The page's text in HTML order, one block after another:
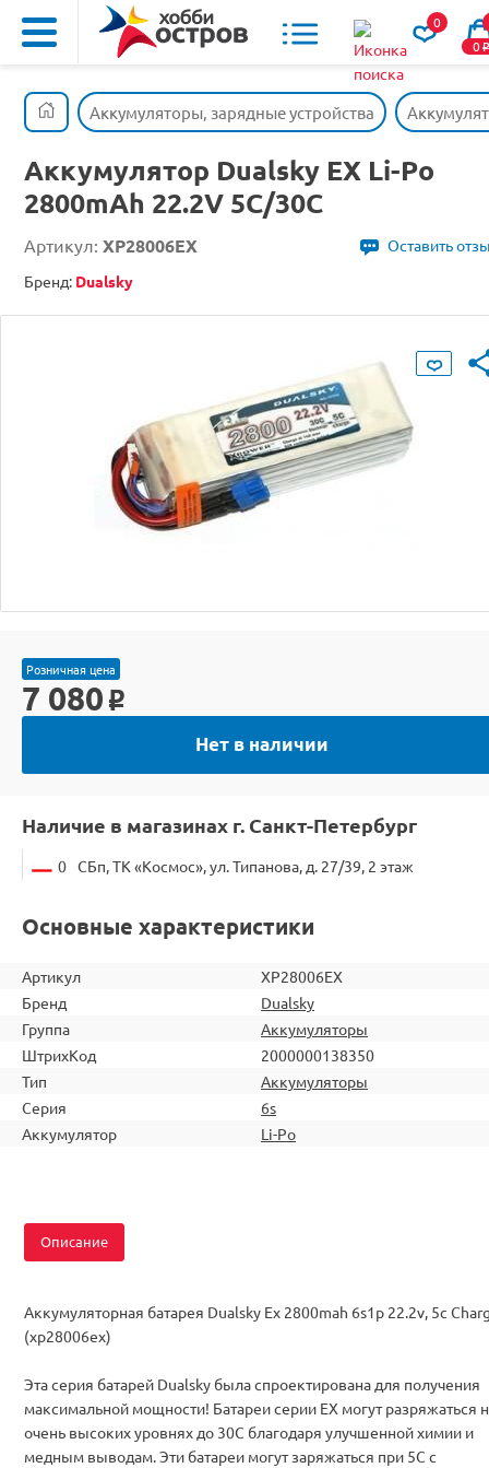
0
0o
Аккумуляторы, зарядные устройства
Аккумулятор Dualsky EX Li-Po
2800mAh 22.2V 5C/30C
Артикул: XP28006EX
Оставить
Бренд: Dualsky
Розничная цена
7 080 o
Нет в наличии
Наличие в магазинах г. Санкт-Петербург
0 СБп, ТК «Космос», ул. Типанова, д. 27/39, 2 этаж
Основные характеристики
Артикул
XP28006EX
Бренд
Dualsky
Группа
Аккумуляторы
ШтрихКод
2000000138350
Тип
Аккумуляторы
Серия
6s
Аккумулятор
Li-Po
Описание
Аккумуляторная батарея Dualsky Ex 2800mah 6s1p 22.2v, 5c
(xp28006ex)
Эта серия батарей Dualsky была спроектирована для получения
максимальной мощности! Батареи серии EX могут разряжаться
очень высоких уровнях до 30С благодаря улучшенной химии и
медным выводам. Эти батареи могут заряжаться при 5С с